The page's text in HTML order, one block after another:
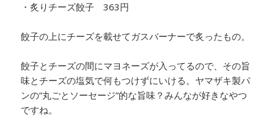
・炙りチーズ餃子 363円
餃子の上にチーズを載せてガスバーナーで炙ったもの。
餃子とチーズの間にマヨネーズが入ってるので、その旨
味とチーズの塩気で何もつけずにいける。ヤマザキ製パ
ンの”丸ごとソーセージ”的な旨味？みんなが好きなやつ
ですね。